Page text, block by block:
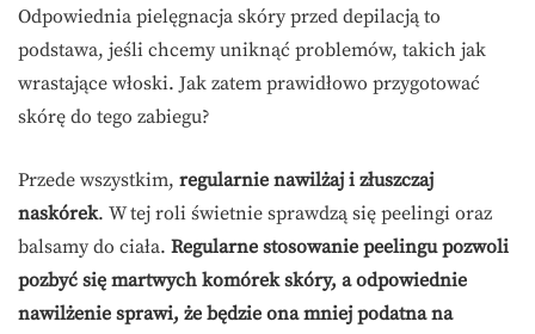
Odpowiednia pielęgnacja skóry przed depilacją to
podstawa, jeśli chcemy uniknąć problemów, takich jak
wrastające włoski. Jak zatem prawidłowo przygotować
skórę do tego zabiegu?
Przede wszystkim, regularnie nawilżaj i złuszczaj
naskórek. W tej roli świetnie sprawdzą się peelingi oraz
balsamy do ciała. Regularne stosowanie peelingu pozwoli
pozbyć się martwych komórek skóry, a odpowiednie
nawilżenie sprawi, że będzie ona mniej podatna na